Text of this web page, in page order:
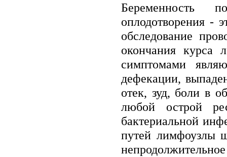
Беременность
оплодотворения -
обследование
окончания курса
симптомами
дефекации,
отек, зуд, боли в
любой острой
бактериальной
путей лимфоузлы